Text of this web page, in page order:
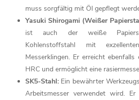
muss sorgfältig mit Öl gepflegt
Yasuki Shirogami (Weißer
ist auch der weiße
Kohlenstoffstahl mit
Messerklingen. Er erreicht
HRC und ermöglicht eine
SK5-Stahl: Ein bewährter
Arbeitsmesser verwendet wird.